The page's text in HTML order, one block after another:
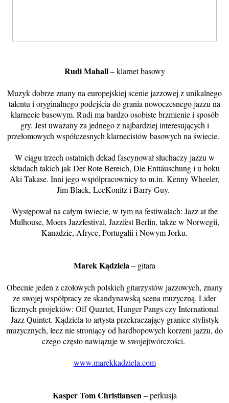
Rudi Mahall– klarnet basowy
Muzyk dobrze znany na europejskiej scenie jazzowej z unikalnego
talentu i oryginalnego podejścia do grania nowoczesnego jazzu na
klarnecie basowym. Rudi ma bardzo osobiste brzmienie i sposób
gry. Jest uważany za jednego z najbardziej interesujących i
przełomowych współczesnych klarnecistów basowych na świecie.
W ciągu trzech ostatnich dekad fascynował słuchaczy jazzu w
składach takich jak Der Rote Bereich, Die Enttäuschung i u boku
Aki Takase. Inni jego współpracownicy to m.in. Kenny Wheeler,
Jim Black, LeeKonitz i Barry Guy.
Występował na całym świecie, w tym na festiwalach: Jazz at the
Mulhouse, Moers Jazzfestival, Jazzfest Berlin, także w Norwegii,
Kanadzie, Afryce, Portugalii i Nowym Jorku.
Marek Kądziela– gitara
Obecnie jeden z czołowych polskich gitarzystów jazzowych, znany
ze swojej współpracy ze skandynawską scena muzyczną. Lider
licznych projektów: Off Quartet, Hunger Pangs czy International
Jazz Quintet. Kądziela to artysta przekraczający granice stylistyk
muzycznych, lecz nie stroniący od hardbopowych korzeni jazzu, do
czego często nawiązuje w swojejtwórczości.
www.marekkadziela.com
Kasper Tom Christiansen– perkusja